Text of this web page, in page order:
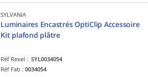
SYLVANIA
Luminaires Encastrés OptiClip Accessoire
Kit plafond plâtre
Réf Rexel :SYL0034054
Réf Fab :0034054